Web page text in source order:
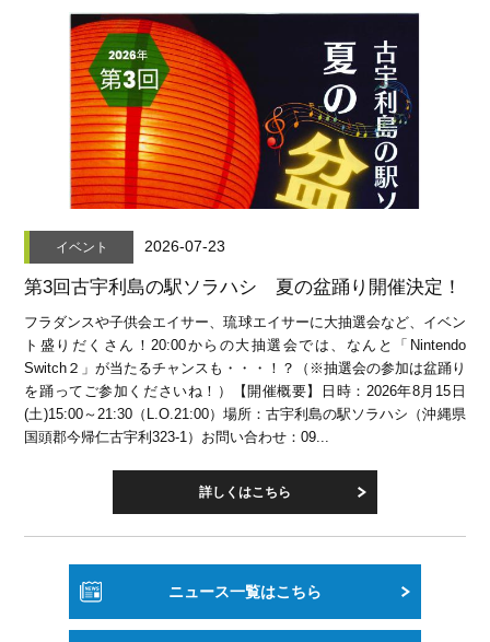
イベント 2026-07-23
第3回古宇利島の駅ソラハシ 夏の盆踊り開催決定！
フラダンスや子供会エイサー、琉球エイサーに大抽選会など、イベン
ト盛りだくさん！20:00からの大抽選会では、なんと「Nintendo
Switch２」が当たるチャンスも・・・！？（※抽選会の参加は盆踊り
を踊ってご参加くださいね！）【開催概要】日時：2026年8月15日
(土)15:00～21:30（L.O.21:00）場所：古宇利島の駅ソラハシ（沖縄県
国頭郡今帰仁古宇利323-1）お問い合わせ：09...
詳しくはこちら
ニュース一覧はこちら